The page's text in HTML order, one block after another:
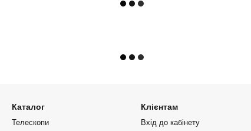
Каталог
Телескопи
Клієнтам
Вхід до кабінету